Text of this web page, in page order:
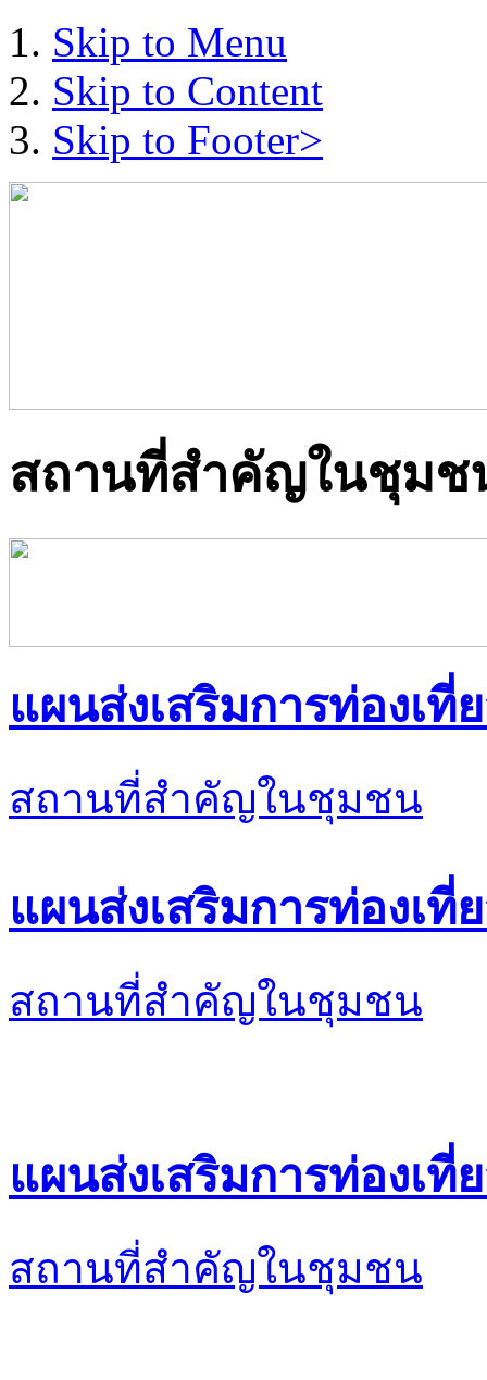
Skip to Menu
Skip to Content
Skip to Footer>
สถานที่สำคัญในชุมช
แผนส่งเสริมการท่องเที่
สถานที่สำคัญในชุมชน
แผนส่งเสริมการท่องเที่
สถานที่สำคัญในชุมชน
แผนส่งเสริมการท่องเที่
สถานที่สำคัญในชุมชน